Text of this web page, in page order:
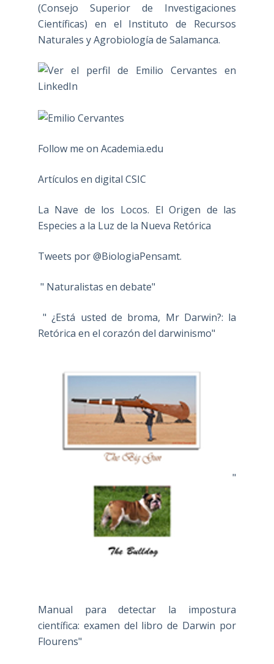
(Consejo Superior de Investigaciones
Científicas) en el Instituto de Recursos
Naturales y Agrobiología de Salamanca.
Follow me on Academia.edu
Artículos en digital CSIC
La Nave de los Locos. El Origen de las
Especies a la Luz de la Nueva Retórica
Tweets por @BiologiaPensamt.
" Naturalistas en debate"
" ¿Está usted de broma, Mr Darwin?: la
Retórica en el corazón del darwinismo"
"
Manual para detectar la impostura
científica: examen del libro de Darwin por
Flourens"